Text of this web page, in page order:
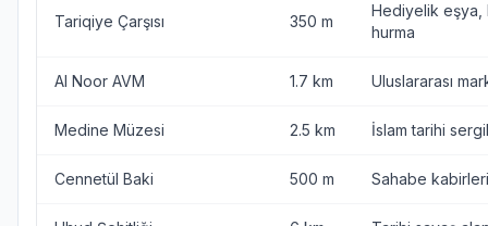
Tariqiye Çarşısı 350 m
Hediyelik eşya,
hurma
Al Noor AVM 1.7 km Uluslararası
Medine Müzesi 2.5 km İslam tarihi
Cennetül Baki 500 m Sahabe kabirleri